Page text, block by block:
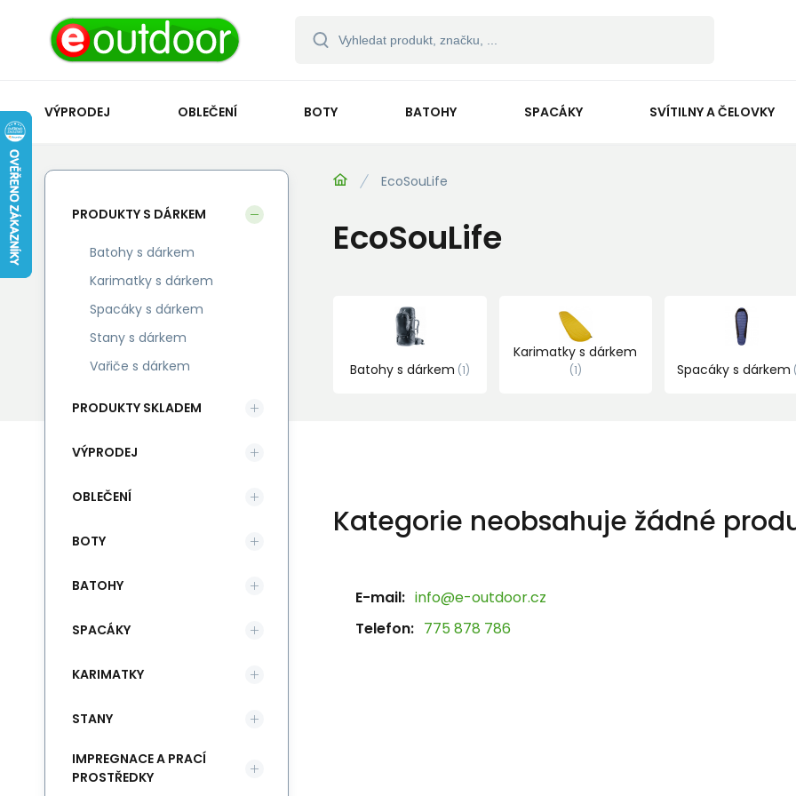
VÝPRODEJ OBLEČENÍ BOTY BATOHY SPACÁKY SVÍTILNY A ČELOVKY
EcoSouLife
EcoSouLife
Batohy s dárkem 1
Karimatky s dárkem
1 Spacáky s dárkem
Kategorie neobsahuje žádné
E-mail: info@e-outdoor.cz
Telefon: 775 878 786
PRODUKTY S DÁRKEM
Batohy s dárkem
Karimatky s dárkem
Spacáky s dárkem
Stany s dárkem
Vařiče s dárkem
PRODUKTY SKLADEM
VÝPRODEJ
OBLEČENÍ
BOTY
BATOHY
SPACÁKY
KARIMATKY
STANY
IMPREGNACE A PRACÍ
PROSTŘEDKY